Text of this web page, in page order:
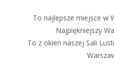
To najlepsze miejsce w
Najpiękniejszy
To z okien naszej Sali